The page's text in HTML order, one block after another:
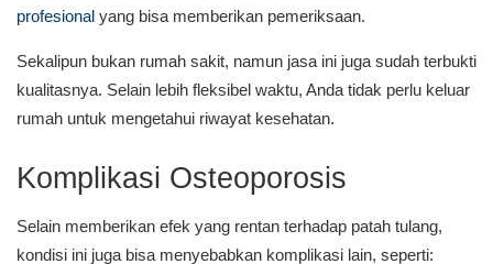
profesional yang bisa memberikan pemeriksaan.
Sekalipun bukan rumah sakit, namun jasa ini juga sudah terbukti
kualitasnya. Selain lebih fleksibel waktu, Anda tidak perlu keluar
rumah untuk mengetahui riwayat kesehatan.
Komplikasi Osteoporosis
Selain memberikan efek yang rentan terhadap patah tulang,
kondisi ini juga bisa menyebabkan komplikasi lain, seperti: